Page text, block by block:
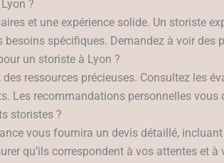
?
et une expérience solide. Un storiste
spécifiques. Demandez à voir des
un storiste à Lyon ?
ressources précieuses. Consultez les
Les recommandations personnelles
storistes ?
vous fournira un devis détaillé,
qu’ils correspondent à vos attentes et